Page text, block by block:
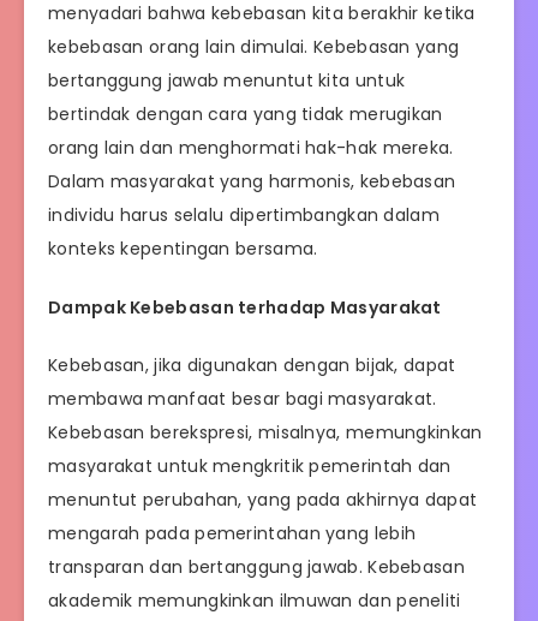
menyadari bahwa kebebasan kita berakhir ketika
kebebasan orang lain dimulai. Kebebasan yang
bertanggung jawab menuntut kita untuk
bertindak dengan cara yang tidak merugikan
orang lain dan menghormati hak-hak mereka.
Dalam masyarakat yang harmonis, kebebasan
individu harus selalu dipertimbangkan dalam
konteks kepentingan bersama.
Dampak Kebebasan terhadap Masyarakat
Kebebasan, jika digunakan dengan bijak, dapat
membawa manfaat besar bagi masyarakat.
Kebebasan berekspresi, misalnya, memungkinkan
masyarakat untuk mengkritik pemerintah dan
menuntut perubahan, yang pada akhirnya dapat
mengarah pada pemerintahan yang lebih
transparan dan bertanggung jawab. Kebebasan
akademik memungkinkan ilmuwan dan peneliti